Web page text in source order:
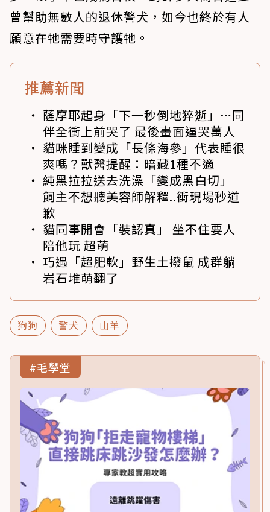
曾幫助無數人的退休警犬，如今也終於有人
願意在牠需要時守護牠。
推薦新聞
薩摩耶起身「下一秒倒地猝逝」…同
伴全衝上前哭了 最後畫面逼哭萬人
貓咪睡到變成「長條海參」代表睡很
爽嗎？獸醫提醒：暗藏1種不適
純黑拉拉送去洗澡「變成黑白切」
飼主不想聽美容師解釋..衝現場秒道
歉
貓同事開會「裝認真」 坐不住要人
陪他玩 超萌
巧遇「超肥軟」野生土撥鼠 成群躺
岩石堆萌翻了
狗狗 警犬 山羊
#毛學堂